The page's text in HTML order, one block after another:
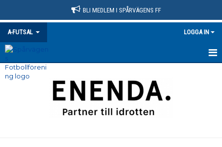
BLI MEDLEM I SPÅRVÄGENS FF
A-FUTSAL LOGGA IN
HEM